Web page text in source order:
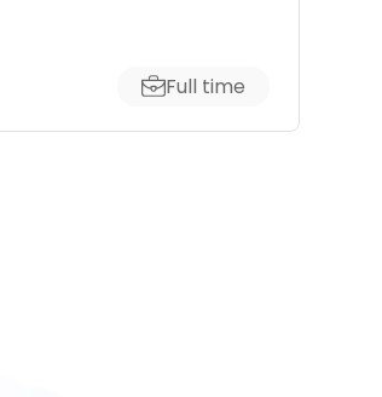
Full time